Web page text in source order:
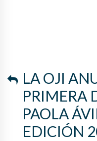
LA OJI
PRIMERA
PAOLA
EDICIÓN